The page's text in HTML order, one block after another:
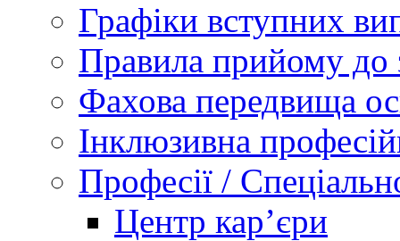
Графіки вступних
Правила прийому до
Фахова передвища
Інклюзивна
Професії /
Центр кар’єри